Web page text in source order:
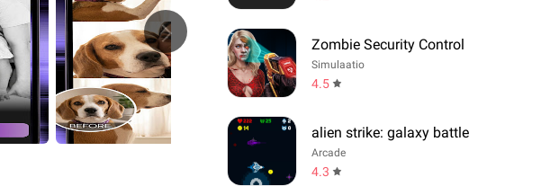
Zombie Security Control
Simulaatio
4.5
alien strike: galaxy battle
Arcade
4.3